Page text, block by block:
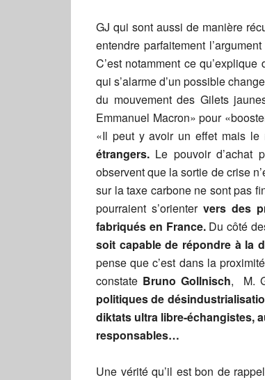
GJ qui sont aussi de manière
entendre parfaitement
C’est notamment ce qu’explique
qui s’alarme d’un possible
du mouvement des Gilets
Emmanuel Macron» pour
«Il peut y avoir un effet mais le
étrangers. Le pouvoir d’achat
observent que la sortie de crise
sur la taxe carbone ne sont pas
pourraient s’orientervers des
fabriqués en France.Du côté
soit capable de répondre à la
pense que c’est dans la
constate Bruno Gollnisch, M.
politiques de
diktats ultra libre-échangistes,
responsables…
Une vérité qu’il est bon de